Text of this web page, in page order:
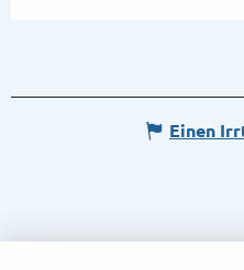
Einen